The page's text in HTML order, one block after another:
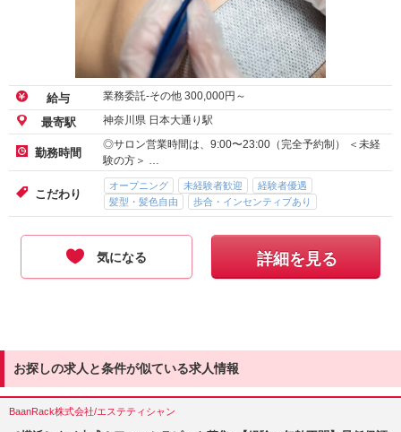
給与 業務委託-その他 300,000円～
最寄駅 神奈川県 日本大通り駅
勤務時間
◎サロン営業時間は、9:00〜23:00（完全予約制） ＜未経
験の方＞ …
こだわり
オープニング 未経験者歓迎
経験者優遇
髪型・髪色自由
歩合・インセンティブあり
気になる 詳細を見る
お探しの求人と条件が似ている求人情報
BaanRack株式会社/エステティシャン